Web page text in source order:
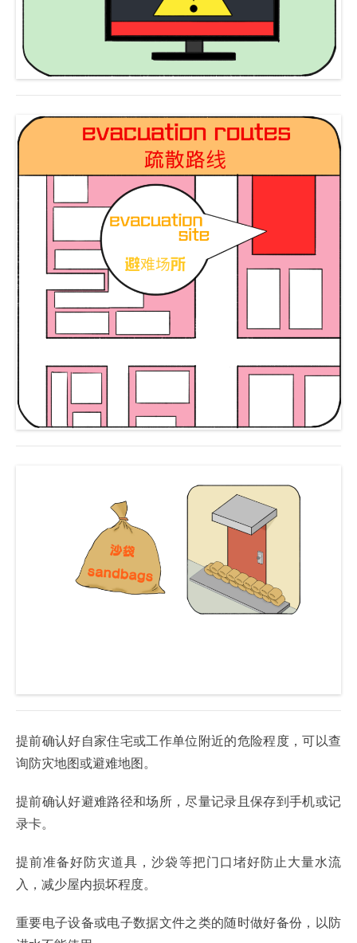
提前确认好自家住宅或工作单位附近的危险程度，可以查
询防灾地图或避难地图。
提前确认好避难路径和场所，尽量记录且保存到手机或记
录卡。
提前准备好防灾道具，沙袋等把门口堵好防止大量水流
入，减少屋内损坏程度。
重要电子设备或电子数据文件之类的随时做好备份，以防